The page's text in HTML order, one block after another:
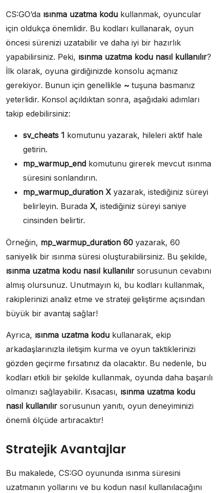
CS:GO’da ısınma uzatma kodu kullanmak, oyuncular
için oldukça önemlidir. Bu kodları kullanarak, oyun
öncesi sürenizi uzatabilir ve daha iyi bir hazırlık
yapabilirsiniz. Peki, ısınma uzatma kodu nasıl kullanılır?
İlk olarak, oyuna girdiğinizde konsolu açmanız
gerekiyor. Bunun için genellikle ~ tuşuna basmanız
yeterlidir. Konsol açıldıktan sonra, aşağıdaki adımları
takip edebilirsiniz:
sv_cheats 1 komutunu yazarak, hileleri aktif hale
getirin.
mp_warmup_end komutunu girerek mevcut ısınma
süresini sonlandırın.
mp_warmup_duration Xyazarak, istediğiniz süreyi
belirleyin. Burada X, istediğiniz süreyi saniye
cinsinden belirtir.
Örneğin, mp_warmup_duration 60 yazarak, 60
saniyelik bir ısınma süresi oluşturabilirsiniz. Bu şekilde,
ısınma uzatma kodu nasıl kullanılır sorusunun cevabını
almış olursunuz. Unutmayın ki, bu kodları kullanmak,
rakiplerinizi analiz etme ve strateji geliştirme açısından
büyük bir avantaj sağlar!
Ayrıca, ısınma uzatma kodu kullanarak, ekip
arkadaşlarınızla iletişim kurma ve oyun taktiklerinizi
gözden geçirme fırsatınız da olacaktır. Bu nedenle, bu
kodları etkili bir şekilde kullanmak, oyunda daha başarılı
olmanızı sağlayabilir. Kısacası, ısınma uzatma kodu
nasıl kullanılır sorusunun yanıtı, oyun deneyiminizi
önemli ölçüde artıracaktır!
Stratejik Avantajlar
Bu makalede, CS:GO oyununda ısınma süresini
uzatmanın yollarını ve bu kodun nasıl kullanılacağını